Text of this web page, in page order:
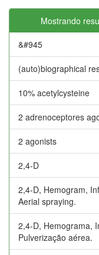
Mostrando
&#945
(auto)biographical
10% acetylcysteine
2 adrenoceptores
2 agonists
2,4-D
2,4-D, Hemogram,
Aerial spraying.
2,4-D, Hemograma,
Pulverização aérea.